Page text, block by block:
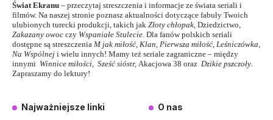
Świat Ekranu – przeczytaj streszczenia i informacje ze świata seriali i
filmów. Na naszej stronie poznasz aktualności dotyczące fabuły Twoich
ulubionych turecki produkcji, takich jak Złoty chłopak, Dziedzictwo,
Zakazany owoc czy Wspaniałe Stulecie. Dla fanów polskich seriali
dostępne są streszczenia M jak miłość, Klan, Pierwsza miłość, Leśniczówka,
Na Wspólnej i wielu innych! Mamy też seriale zagraniczne – między
innymi Winnice miłości, Sześć sióstr, Akacjowa 38 oraz Dzikie pszczoły.
Zapraszamy do lektury!
Najważniejsze linki O nas